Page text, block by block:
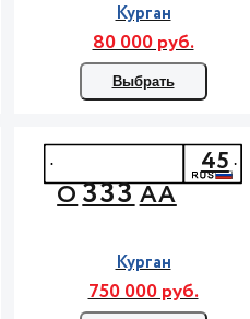
Курган
80 000 руб.
Выбрать
О333АА
45
Курган
750 000 руб.